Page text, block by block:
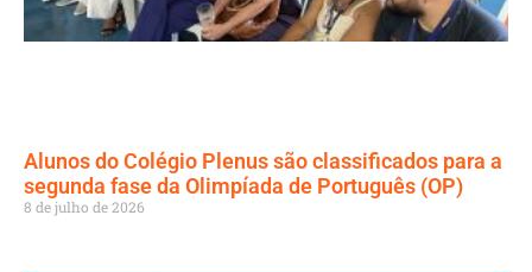
Alunos do Colégio Plenus são classificados para a
segunda fase da Olimpíada de Português (OP)
8 de julho de 2026